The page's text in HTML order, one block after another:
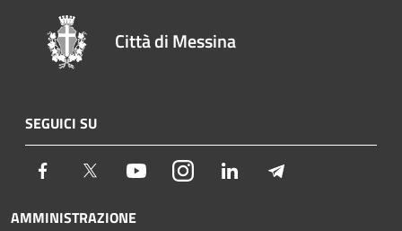
Città di Messina
SEGUICI SU
Facebook Twitter YoutubeInstagram LinkedIn
AMMINISTRAZIONE